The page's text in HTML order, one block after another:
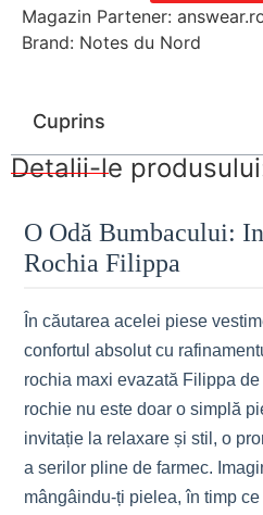
Magazin Partener:
Brand: Notes du Nord
Cuprins
Detalii-le
O Odă Bumbacului:
Rochia Filippa
În căutarea acelei piese
confortul absolut cu
rochia maxi evazată Filippa
rochie nu este doar o simplă
invitație la relaxare și stil, o
a serilor pline de farmec.
mângâindu-ți pielea, în timp